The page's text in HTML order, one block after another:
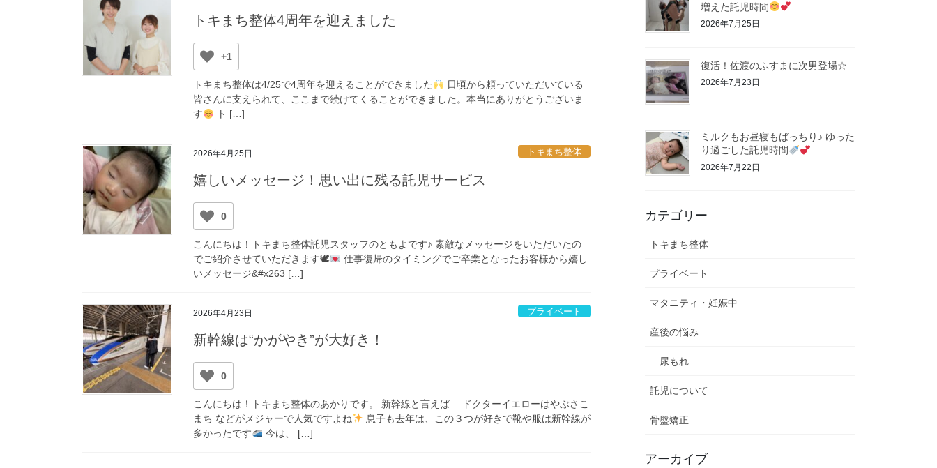
トキまち整体4周年を迎えました
+1
トキまち整体は4/25で4周年を迎えることができました
日頃から頼っていただいている
皆さんに支えられて、ここまで続けてくることができました。本当にありがとうございま
す
ト […]
2026年4月25日 トキまち整体
嬉しいメッセージ！思い出に残る託児サービス
0
こんにちは！トキまち整体託児スタッフのともよです♪ 素敵なメッセージをいただいたの
でご紹介させていただきます🕊
仕事復帰のタイミングでご卒業となったお客様から嬉し
いメッセージ&#x263 […]
2026年4月23日 プライベート
新幹線は“かがやき”が大好き！
0
こんにちは！トキまち整体のあかりです。 新幹線と言えば… ドクターイエローはやぶさこ
まち などがメジャーで人気ですよね
息子も去年は、この３つが好きで靴や服は新幹線が
多かったです
今は、 […]
増えた託児時間
2026年7月25日
復活！佐渡のふすまに次男登場☆
2026年7月23日
ミルクもお昼寝もばっちり♪ ゆった
り過ごした託児時間
2026年7月22日
カテゴリー
トキまち整体
プライベート
マタニティ・妊娠中
産後の悩み
尿もれ
託児について
骨盤矯正
アーカイブ